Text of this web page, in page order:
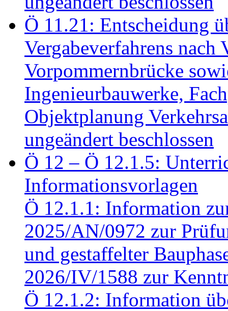
Ö 11.21: Entscheidung
Vergabeverfahrens
Vorpommernbrücke
Ingenieurbauwerke,
Objektplanung
ungeändert beschlossen
Ö 12 – Ö 12.1.5:
Informationsvorlagen
Ö 12.1.1: Information
2025/AN/0972 zur
und gestaffelter
2026/IV/1588 zur
Ö 12.1.2: Information